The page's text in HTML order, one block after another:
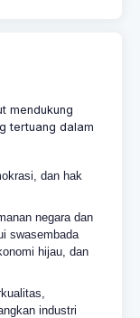
mendukung
tertuang dalam
dan hak
negara dan
swasembada
hijau, dan
industri